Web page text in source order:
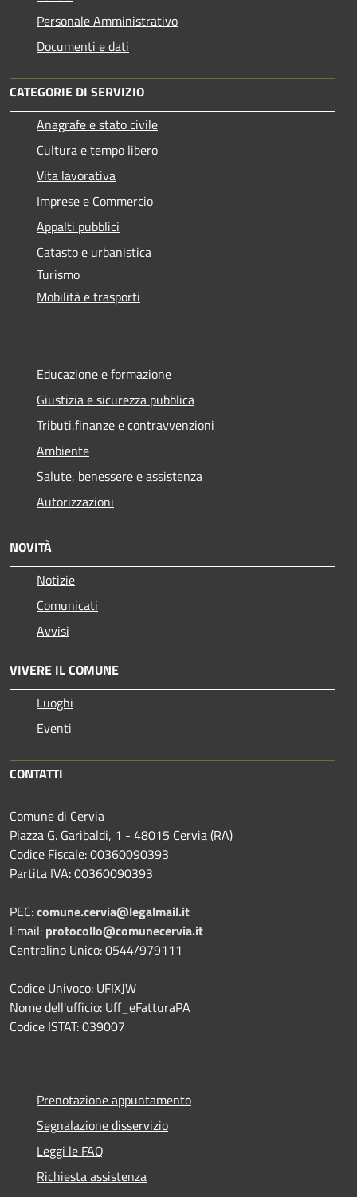
Personale Amministrativo
Documenti e dati
CATEGORIE DI SERVIZIO
Anagrafe e stato civile
Cultura e tempo libero
Vita lavorativa
Imprese e Commercio
Appalti pubblici
Catasto e urbanistica
Turismo
Mobilità e trasporti
Educazione e formazione
Giustizia e sicurezza pubblica
Tributi,finanze e contravvenzioni
Ambiente
Salute, benessere e assistenza
Autorizzazioni
NOVITÀ
Notizie
Comunicati
Avvisi
VIVERE IL COMUNE
Luoghi
Eventi
CONTATTI
Comune di Cervia
Piazza G. Garibaldi, 1 - 48015 Cervia (RA)
Codice Fiscale: 00360090393
Partita IVA: 00360090393
PEC:comune.cervia@legalmail.it
Email: protocollo@comunecervia.it
Centralino Unico: 0544/979111
Codice Univoco: UFIXJW
Nome dell'ufficio: Uff_eFatturaPA
Codice ISTAT: 039007
Prenotazione appuntamento
Segnalazione disservizio
Leggi le FAQ
Richiesta assistenza